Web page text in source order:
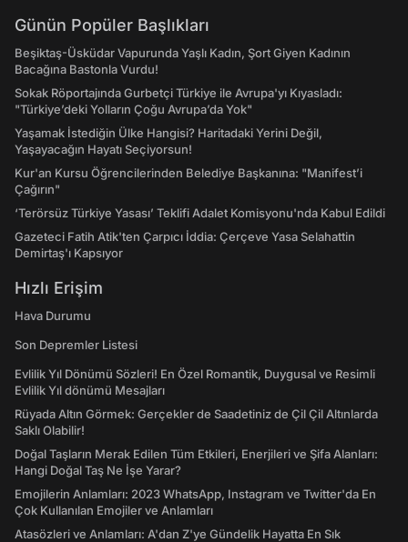
Günün Popüler Başlıkları
Beşiktaş-Üsküdar Vapurunda Yaşlı Kadın, Şort Giyen Kadının
Bacağına Bastonla Vurdu!
Sokak Röportajında Gurbetçi Türkiye ile Avrupa'yı Kıyasladı:
"Türkiye’deki Yolların Çoğu Avrupa’da Yok"
Yaşamak İstediğin Ülke Hangisi? Haritadaki Yerini Değil,
Yaşayacağın Hayatı Seçiyorsun!
Kur'an Kursu Öğrencilerinden Belediye Başkanına: "Manifest’i
Çağırın"
‘Terörsüz Türkiye Yasası’ Teklifi Adalet Komisyonu'nda Kabul Edildi
Gazeteci Fatih Atik'ten Çarpıcı İddia: Çerçeve Yasa Selahattin
Demirtaş'ı Kapsıyor
Hızlı Erişim
Hava Durumu
Son Depremler Listesi
Evlilik Yıl Dönümü Sözleri! En Özel Romantik, Duygusal ve Resimli
Evlilik Yıl dönümü Mesajları
Rüyada Altın Görmek: Gerçekler de Saadetiniz de Çil Çil Altınlarda
Saklı Olabilir!
Doğal Taşların Merak Edilen Tüm Etkileri, Enerjileri ve Şifa Alanları:
Hangi Doğal Taş Ne İşe Yarar?
Emojilerin Anlamları: 2023 WhatsApp, Instagram ve Twitter'da En
Çok Kullanılan Emojiler ve Anlamları
Atasözleri ve Anlamları: A'dan Z'ye Gündelik Hayatta En Sık